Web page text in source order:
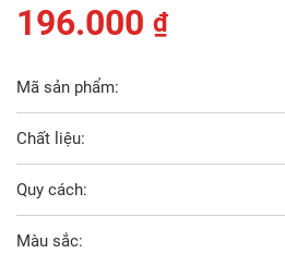
196.000 ₫
Mã sản phẩm:
Chất liệu:
Quy cách:
Màu sắc: